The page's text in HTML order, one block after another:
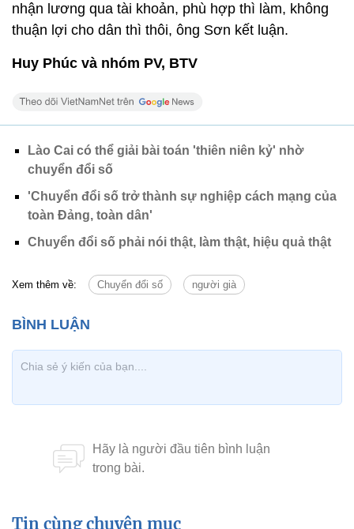
nhận lương qua tài khoản, phù hợp thì làm, không
thuận lợi cho dân thì thôi, ông Sơn kết luận.
Huy Phúc và nhóm PV, BTV
Lào Cai có thể giải bài toán 'thiên niên kỷ' nhờ
chuyển đổi số
'Chuyển đổi số trở thành sự nghiệp cách mạng của
toàn Đảng, toàn dân'
Chuyển đổi số phải nói thật, làm thật, hiệu quả thật
Xem thêm về: Chuyển đổi số người già
Tin cùng chuyên mục